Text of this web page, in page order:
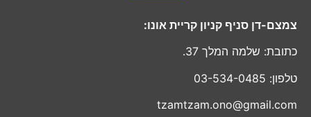
צמצם-דן סניף קניון קריית אונו:
כתובת: שלמה המלך 37.
טלפון: 03-534-0485
tzamtzam.ono@gmail.com